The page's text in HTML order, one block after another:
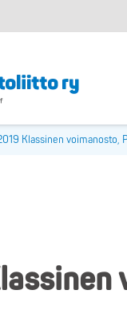
Klassinen voimanosto,